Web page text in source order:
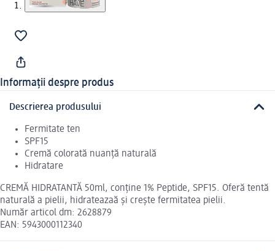
Informații despre produs
Descrierea produsului
Fermitate ten
SPF15
Cremă colorată nuanță naturală
Hidratare
CREMĂ HIDRATANTĂ 50ml, conține 1% Peptide, SPF15. Oferă tentă
naturală a pielii, hidrateazaă și crește fermitatea pielii.
Număr articol dm: 2628879
EAN: 5943000112340